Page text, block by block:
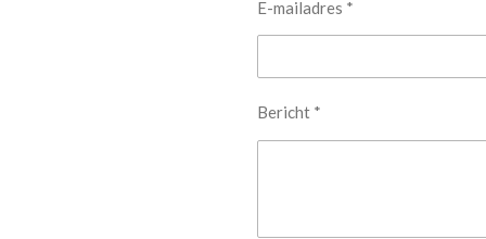
E-mailadres *
Bericht *